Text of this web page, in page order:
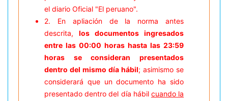
el diario Oficial "El peruano".
2. En apliación de la norma antes
descrita, los documentos ingresados
entre las 00:00 horas hasta las 23:59
horas se consideran presentados
dentro del mismo día hábil; asimismo se
considerará que un documento ha sido
presentado dentro del día hábil cuando la